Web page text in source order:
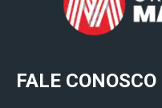
FALE CONOSCO